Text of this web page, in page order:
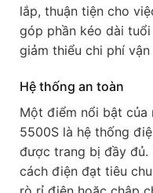
lắp, thuận tiện cho
góp phần kéo dài
giảm thiểu chi phí vận
Hệ thống an toàn
Một điểm nổi bật của
5500S là hệ thống
được trang bị đầy
cách điện đạt tiêu